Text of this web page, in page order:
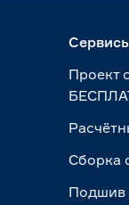
Проект
Сборка
Подшив